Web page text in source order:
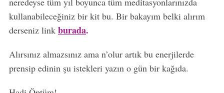
kullanabileceğiniz bir kit bu. Bir bakayım belki alırım
derseniz link burada.
Alırsınız almazsınız ama n’olur artık bu enerjilerde
prensip edinin şu istekleri yazın o gün bir kağıda.